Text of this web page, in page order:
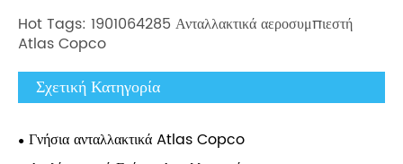
Hot Tags: 1901064285 Ανταλλακτικά αεροσυμπιεστή
Atlas Copco
Σχετική Κατηγορία
Γνήσια ανταλλακτικά Atlas Copco